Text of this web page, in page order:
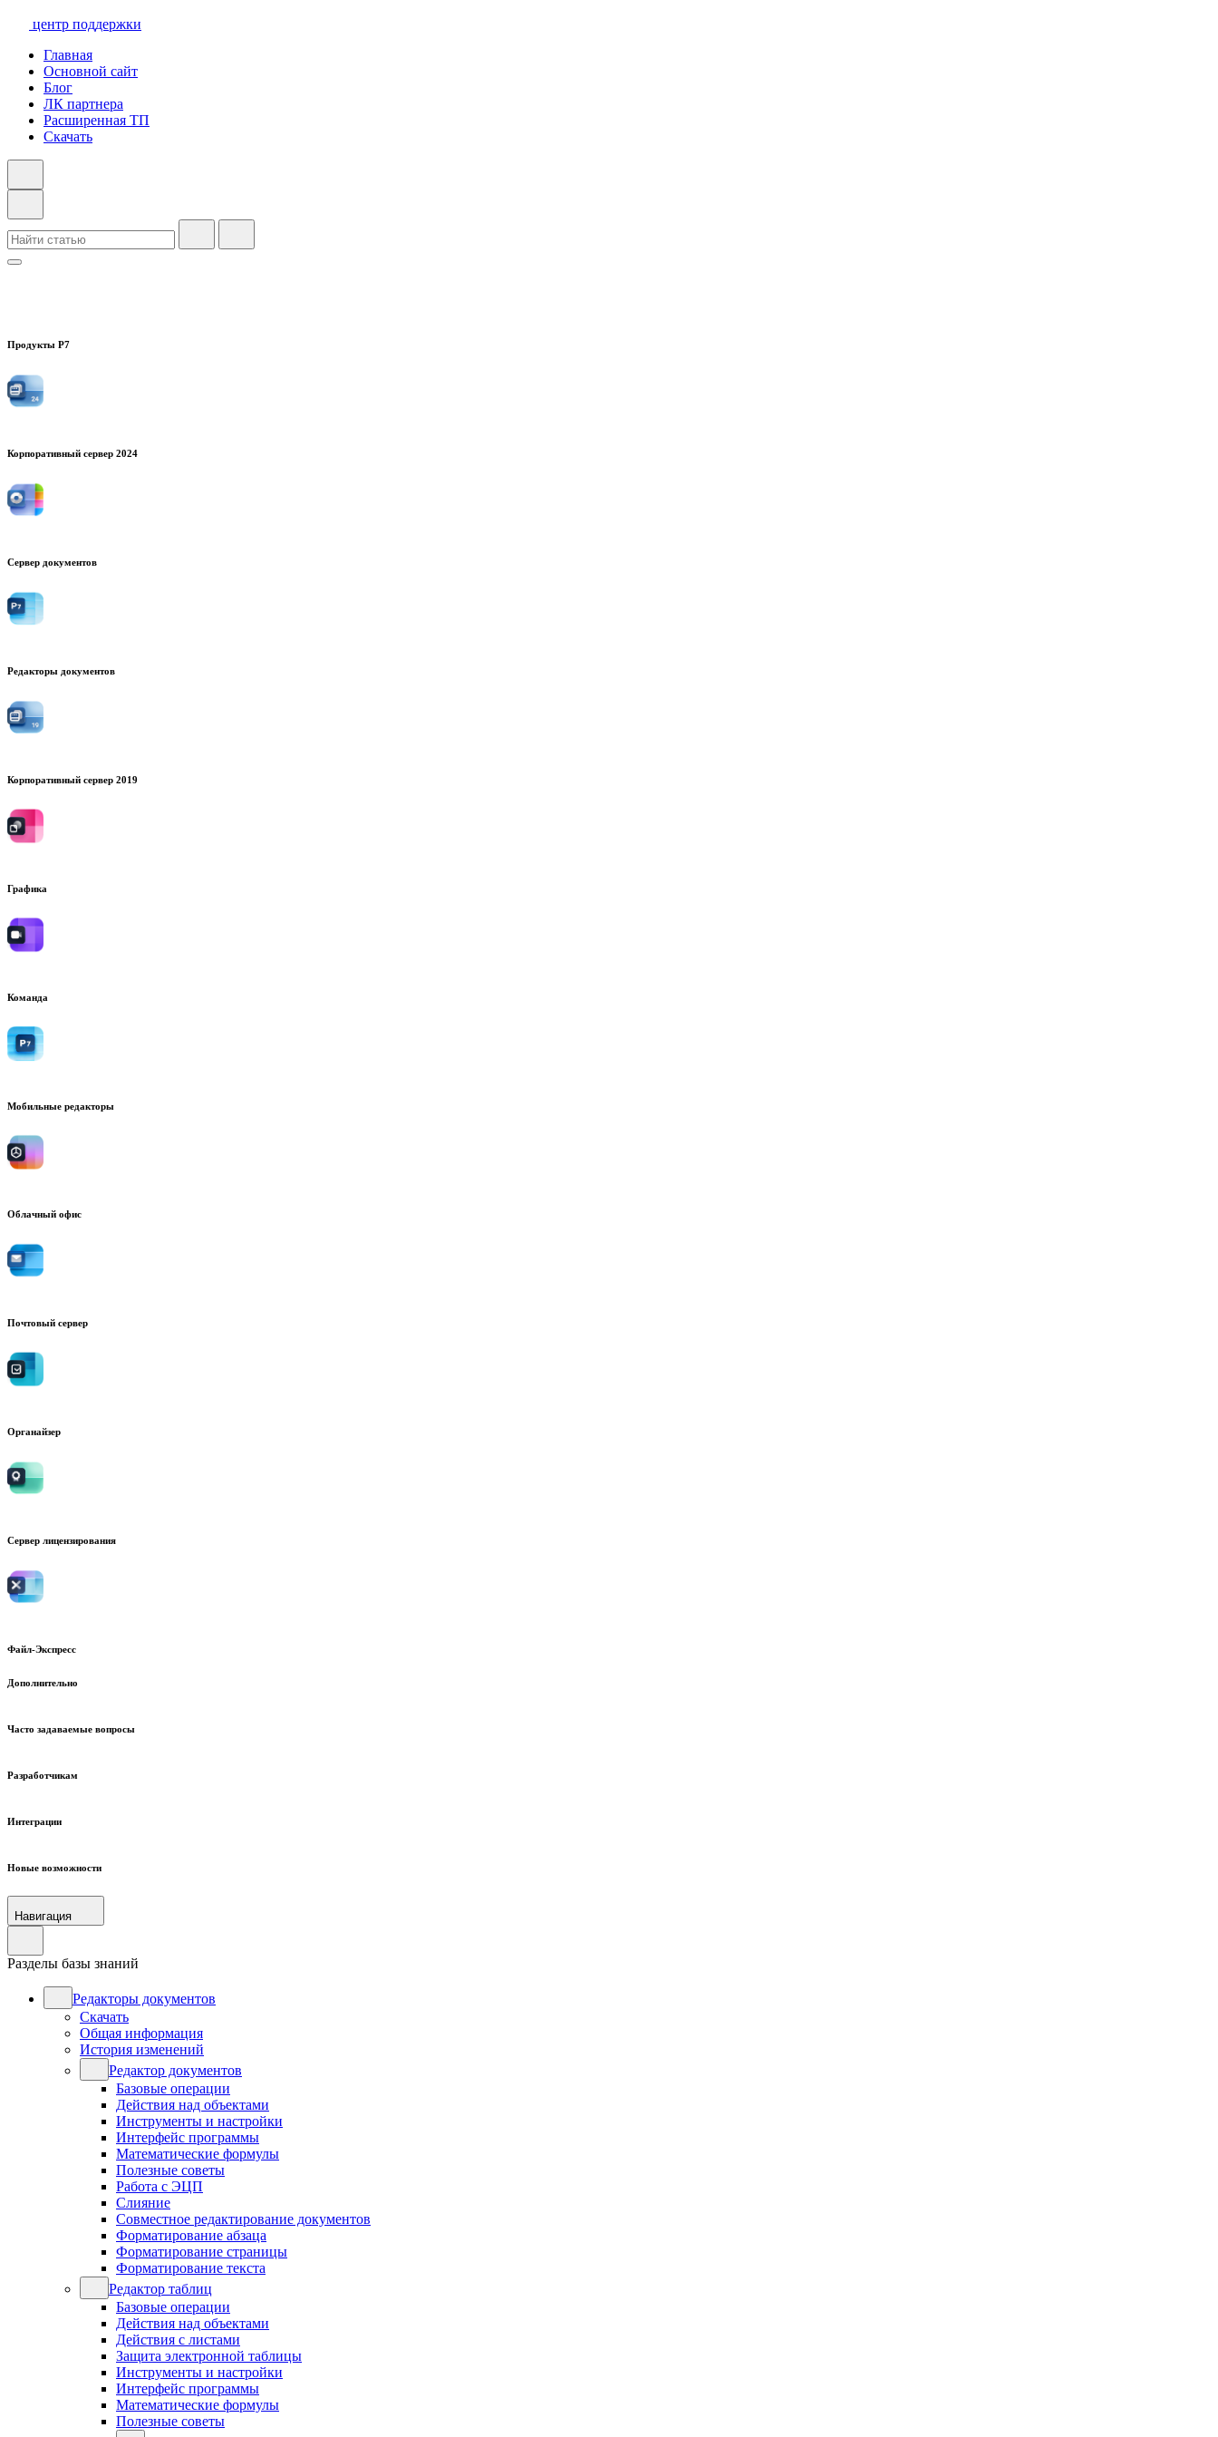
центр поддержки
Главная
Основной сайт
Блог
ЛК партнера
Расширенная ТП
Скачать
Продукты Р7
Корпоративный сервер 2024
Сервер документов
Редакторы документов
Корпоративный сервер 2019
Графика
Команда
Мобильные редакторы
Облачный офис
Почтовый сервер
Органайзер
Сервер лицензирования
Файл-Экспресс
Дополнительно
Часто задаваемые вопросы
Разработчикам
Интеграции
Новые возможности
Навигация
Разделы базы знаний
Редакторы документов
Скачать
Общая информация
История изменений
Редактор документов
Базовые операции
Действия над объектами
Инструменты и настройки
Интерфейс программы
Математические формулы
Полезные советы
Работа с ЭЦП
Слияние
Совместное редактирование документов
Форматирование абзаца
Форматирование страницы
Форматирование текста
Редактор таблиц
Базовые операции
Действия над объектами
Действия с листами
Защита электронной таблицы
Инструменты и настройки
Интерфейс программы
Математические формулы
Полезные советы